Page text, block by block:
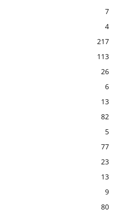
7
4
217
113
26
6
13
82
5
77
23
13
9
80